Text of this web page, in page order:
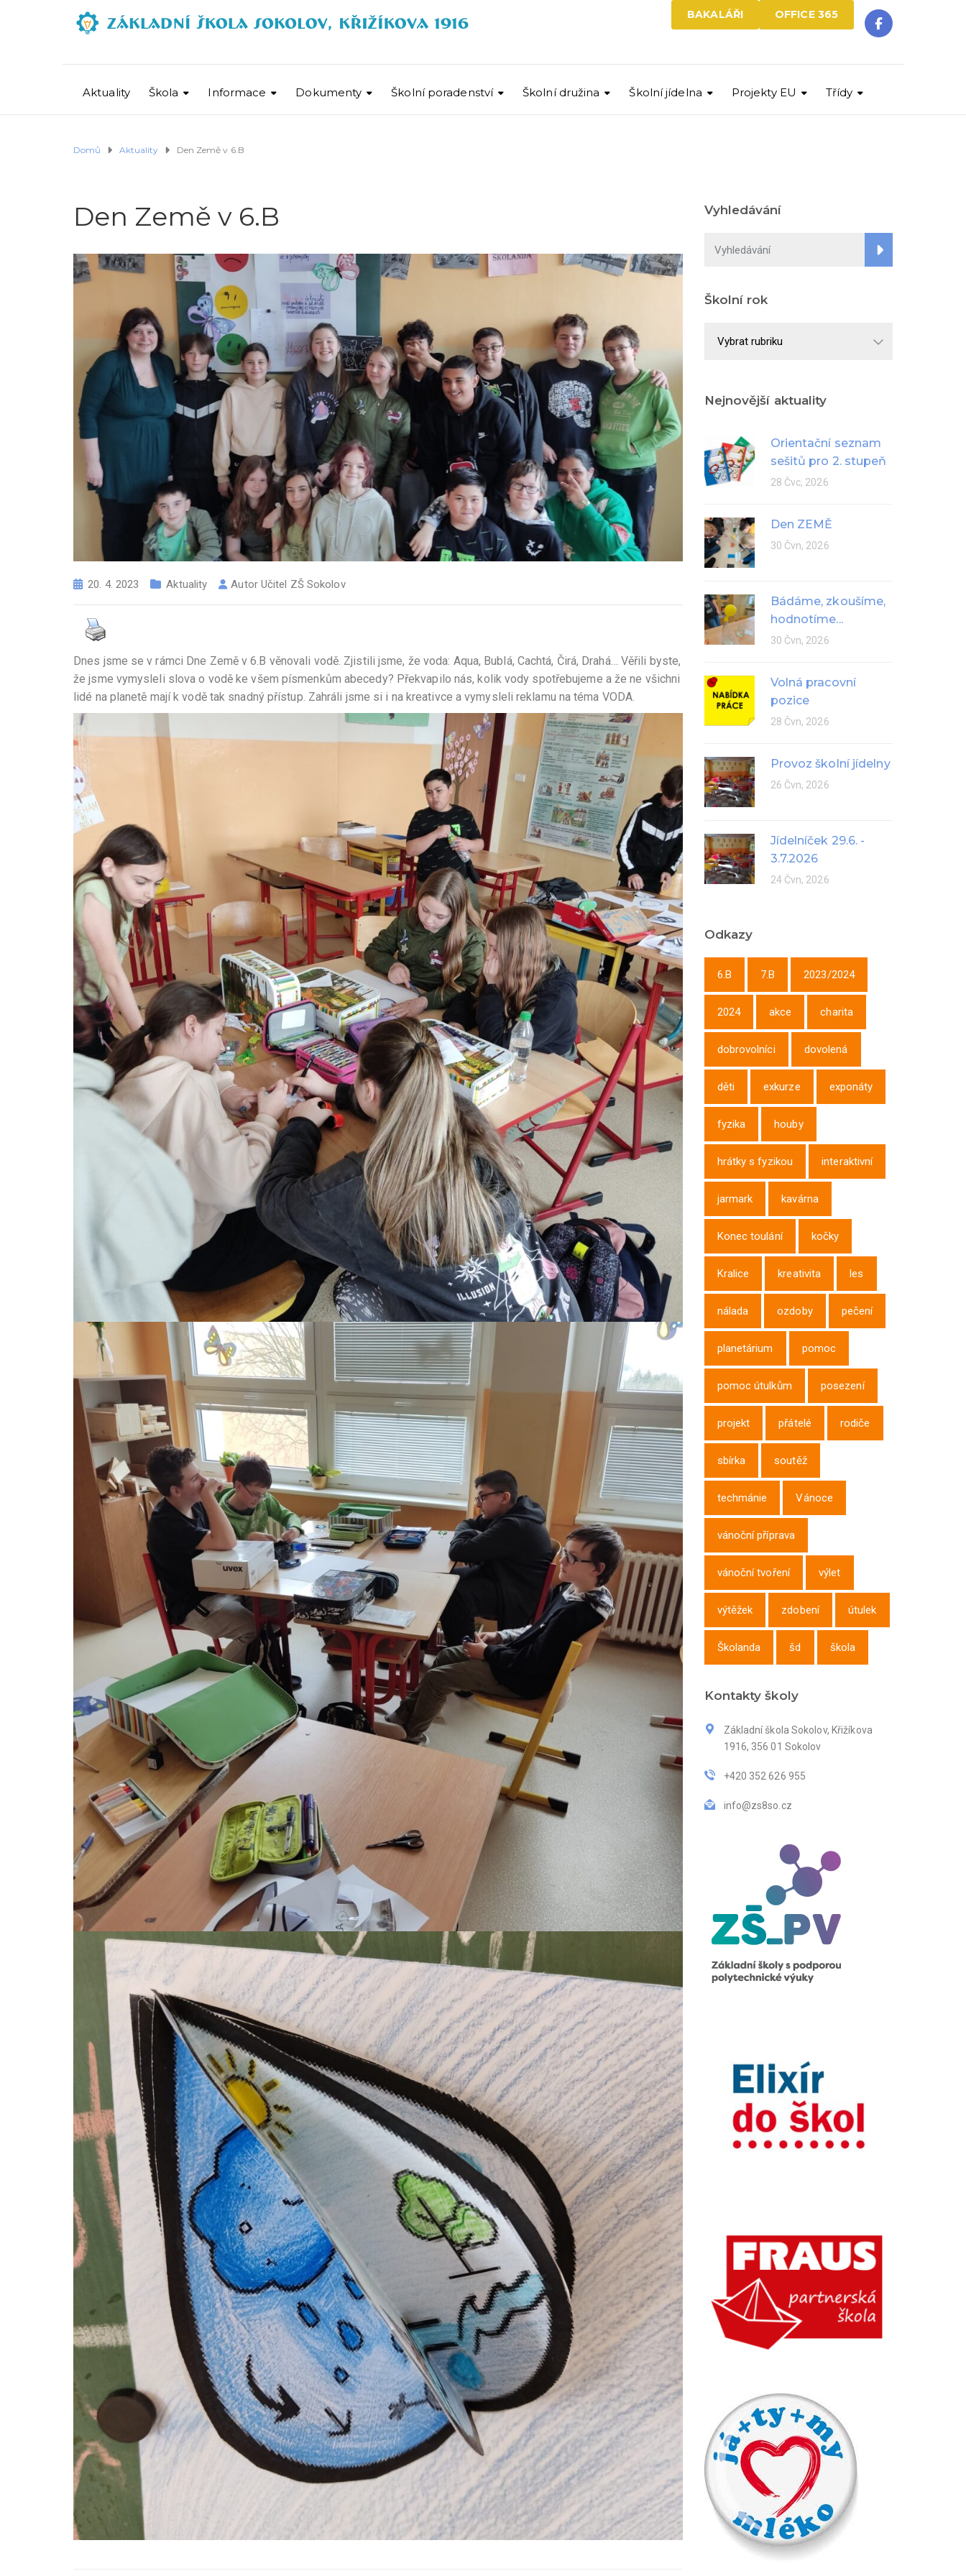
OFFICE 365
BAKALÁŘI
Aktuality Škola Informace Dokumenty Školní poradenství Školní družina Školní jídelna Projekty EU Třídy
Domů Aktuality Den Země v 6.B
Den Země v 6.B
20. 4. 2023 Aktuality Autor Učitel ZŠ Sokolov
Dnes jsme se v rámci Dne Země v 6.B věnovali vodě. Zjistili jsme, že voda: Aqua, Bublá, Cachtá, Čirá, Drahá… Věřili byste,
že jsme vymysleli slova o vodě ke všem písmenkům abecedy? Překvapilo nás, kolik vody spotřebujeme a že ne všichni
lidé na planetě mají k vodě tak snadný přístup. Zahráli jsme si i na kreativce a vymysleli reklamu na téma VODA.
Vyhledávání
Školní rok
Nejnovější aktuality
Orientační seznam
sešitů pro 2. stupeň
28 Čvc, 2026
Den ZEMĚ
30 Čvn, 2026
Bádáme, zkoušíme,
hodnotíme...
30 Čvn, 2026
Volná pracovní
pozice
28 Čvn, 2026
Provoz školní jídelny
26 Čvn, 2026
Jídelníček 29.6. -
3.7.2026
24 Čvn, 2026
Odkazy
6.B 7.B 2023/2024
2024 akce charita
dobrovolníci dovolená
děti exkurze exponáty
fyzika houby
hrátky s fyzikou interaktivní
jarmark kavárna
Konec toulání kočky
Kralice kreativita les
nálada ozdoby pečení
planetárium pomoc
pomoc útulkům posezení
projekt přátelé rodiče
sbírka soutěž
techmánie Vánoce
vánoční příprava
vánoční tvoření výlet
výtěžek zdobení útulek
Školanda šd škola
Kontakty školy
Základní škola Sokolov, Křižíkova
1916, 356 01 Sokolov
+420 352 626 955
info@zs8so.cz